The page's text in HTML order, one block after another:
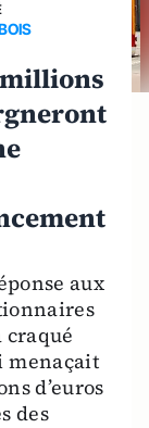
millions
aux
menaçait
d’euros
des